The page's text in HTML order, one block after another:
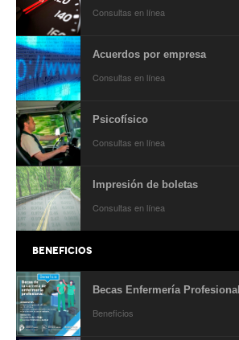
Secretario tesorero
Secretaría gremial
Secretaría de organización
Secretaría de turismo
Secretaría de deporte
Secretaría de acción social
Secretaria de la vivienda
Secretaría de fiscalización
Secretaría de política de transporte
Consultas en línea
Acuerdos por empresa
Consultas en línea
Psicofísico
Consultas en línea
Impresión de boletas
Consultas en línea
BENEFICIOS
Becas Enfermería Profesional
Beneficios